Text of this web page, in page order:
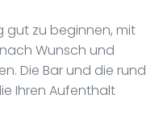
gut zu beginnen, mit
Wunsch und
Die Bar und die rund
Ihren Aufenthalt